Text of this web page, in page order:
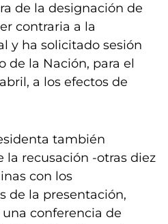
de la designación de
contraria a la
y ha solicitado sesión
de la Nación, para el
a los efectos de
también
recusación -otras diez
con los
de la presentación,
conferencia de